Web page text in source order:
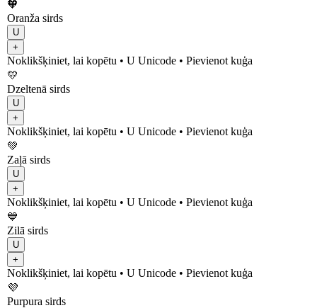
🧡
Oranža sirds
U
+
Noklikšķiniet, lai kopētu • U Unicode • Pievienot kuģa
💛
Dzeltenā sirds
U
+
Noklikšķiniet, lai kopētu • U Unicode • Pievienot kuģa
💚
Zaļā sirds
U
+
Noklikšķiniet, lai kopētu • U Unicode • Pievienot kuģa
💙
Zilā sirds
U
+
Noklikšķiniet, lai kopētu • U Unicode • Pievienot kuģa
💜
Purpura sirds